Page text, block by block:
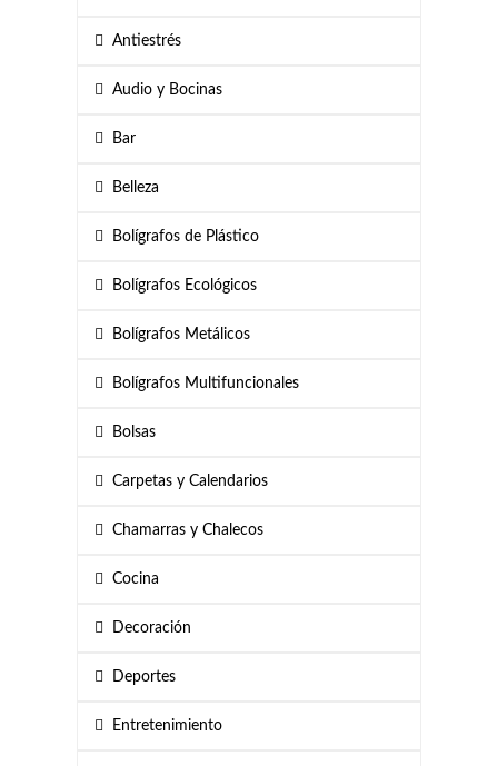
Antiestrés
Audio y Bocinas
Bar
Belleza
Bolígrafos de Plástico
Bolígrafos Ecológicos
Bolígrafos Metálicos
Bolígrafos Multifuncionales
Bolsas
Carpetas y Calendarios
Chamarras y Chalecos
Cocina
Decoración
Deportes
Entretenimiento